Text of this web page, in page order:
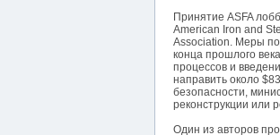
Принятие ASFA
American Iron and
Association. Меры
конца прошлого
процессов и
направить около
безопасности,
реконструкции или
Один из авторов